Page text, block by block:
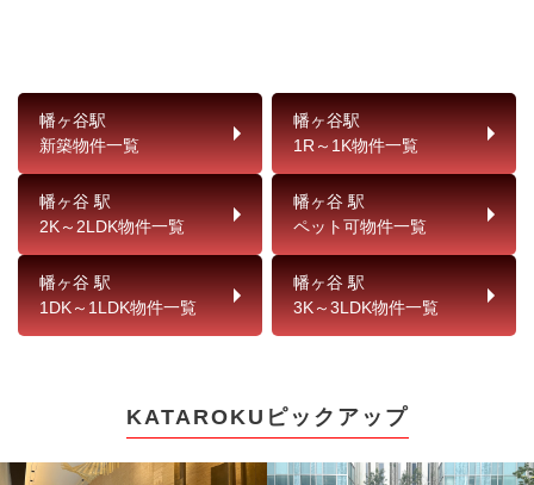
幡ヶ谷駅
新築物件一覧
幡ヶ谷駅
1R～1K物件一覧
幡ヶ谷 駅
2K～2LDK物件一覧
幡ヶ谷 駅
ペット可物件一覧
幡ヶ谷 駅
1DK～1LDK物件一覧
幡ヶ谷 駅
3K～3LDK物件一覧
KATAROKUピックアップ